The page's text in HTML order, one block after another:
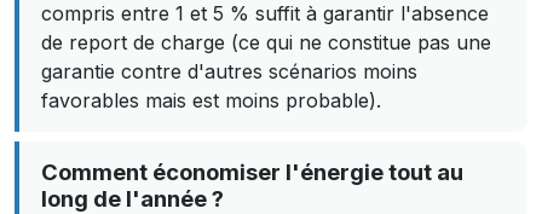
compris entre 1 et 5 % suffit à garantir l'absence
de report de charge (ce qui ne constitue pas une
garantie contre d'autres scénarios moins
favorables mais est moins probable).
Comment économiser l'énergie tout au
long de l'année ?